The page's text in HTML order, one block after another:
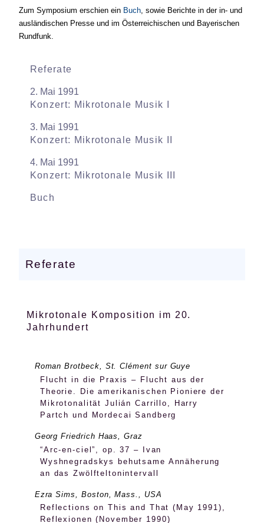
Zum Symposium erschien ein Buch, sowie Berichte in der in- und
ausländischen Presse und im Österreichischen und Bayerischen
Rundfunk.
Referate
2. Mai 1991
Konzert: Mikrotonale Musik I
3. Mai 1991
Konzert: Mikrotonale Musik II
4. Mai 1991
Konzert: Mikrotonale Musik III
Buch
Referate
Mikrotonale Komposition im 20.
Jahrhundert
Roman Brotbeck, St. Clément sur Guye
Flucht in die Praxis – Flucht aus der
Theorie. Die amerikanischen Pioniere der
Mikrotonalität Julián Carrillo, Harry
Partch und Mordecai Sandberg
Georg Friedrich Haas, Graz
“Arc-en-ciel”, op. 37 – Ivan
Wyshnegradskys behutsame Annäherung
an das Zwölfteltonintervall
Ezra Sims, Boston, Mass., USA
Reflections on This and That (May 1991),
Reflexionen (November 1990)